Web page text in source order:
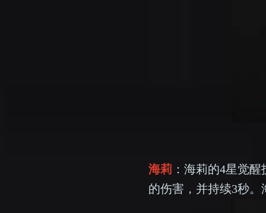
海莉 ：海莉的4星觉
的伤害，并持续3秒